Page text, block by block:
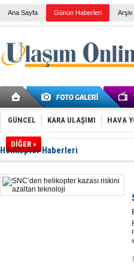
Ana Sayfa Günün Haberleri Arşiv
GÜNCEL KARA ULAŞIMI HAVA
DİĞER »
Helikopter Haberleri